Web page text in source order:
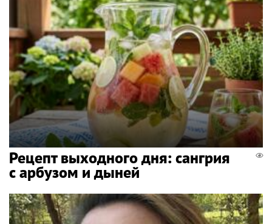
Рецепт выходного дня: сангрия
с арбузом и дыней